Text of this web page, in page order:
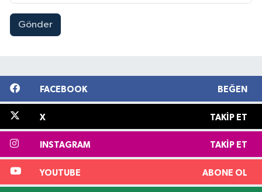
Gönder
FACEBOOK BEĞEN
X TAKIP ET
INSTAGRAM TAKIP ET
YOUTUBE ABONE OL